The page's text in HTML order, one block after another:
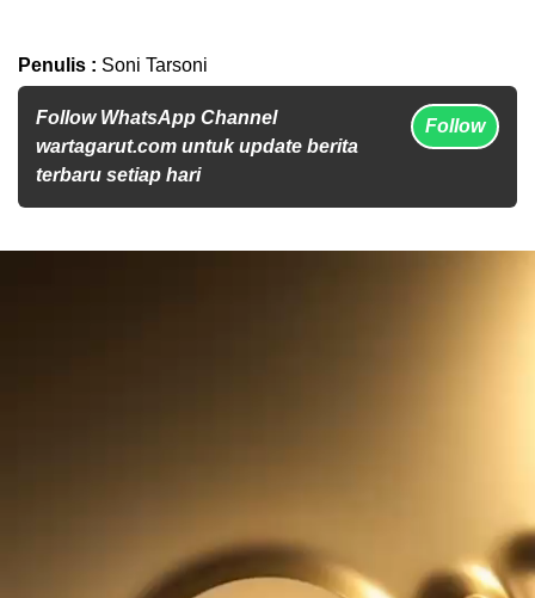
Penulis : Soni Tarsoni
Follow WhatsApp Channel
wartagarut.com untuk update berita
terbaru setiap hari
Follow